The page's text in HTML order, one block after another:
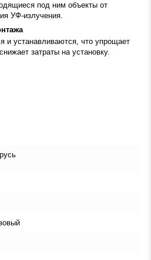
под ним объекты от
УФ-излучения.
и устанавливаются, что упрощает
затраты на установку.